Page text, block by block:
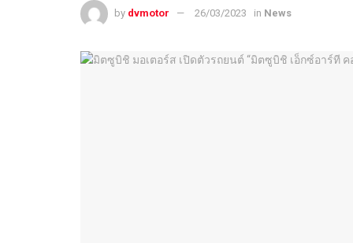
by dvmotor 26/03/2023 in News